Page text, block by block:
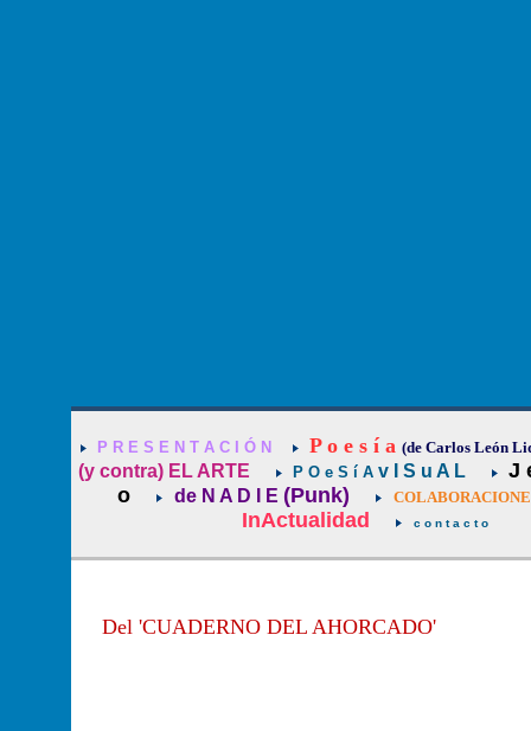
P R E S E N T A C I Ó N P o e s í a (de Carlos León
(y contra) EL ARTE P O e S í Av I S u A L
J
o
de N A D I E (Punk)
InActualidad c o n t a c t o
Del 'CUADERNO DEL AHORCADO'